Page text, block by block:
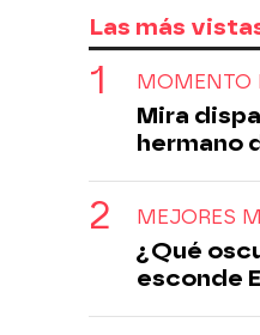
Las más
MOMENTO
Mira
hermano
MEJORES
¿Qué
esconde